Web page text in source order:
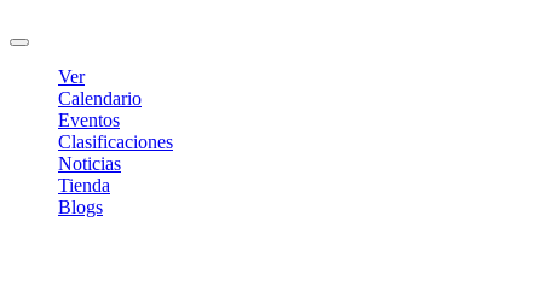
Ver
Calendario
Eventos
Clasificaciones
Noticias
Tienda
Blogs